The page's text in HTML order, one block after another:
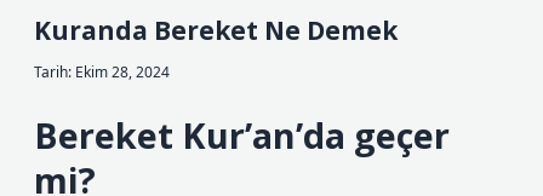
Kuranda Bereket Ne Demek
Tarih: Ekim 28, 2024
Bereket Kur’an’da geçer
mi?